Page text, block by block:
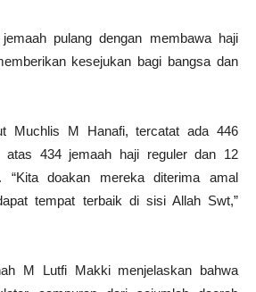
pulang dengan membawa haji
kesejukan bagi bangsa dan
Muchlis M Hanafi, tercatat ada 446
atas 434 jemaah haji reguler dan 12
“Kita doakan mereka diterima amal
tempat terbaik di sisi Allah Swt,”
M Lutfi Makki menjelaskan bahwa